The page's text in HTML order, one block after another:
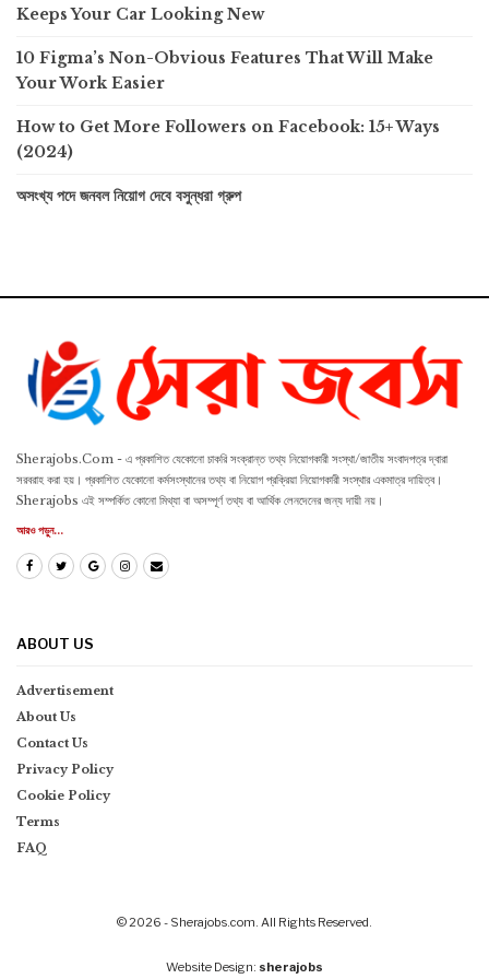
Keeps Your Car Looking New
10 Figma’s Non-Obvious Features That Will Make
Your Work Easier
How to Get More Followers on Facebook: 15+ Ways
(2024)
অসংখ্য পদে জনবল নিয়োগ দেবে বসুন্ধরা গ্রুপ
Sherajobs.Com - এ প্রকাশিত যেকোনো চাকরি সংক্রান্ত তথ্য নিয়োগকারী সংস্থা/জাতীয় সংবাদপত্র দ্বারা
সরবরাহ করা হয়। প্রকাশিত যেকোনো কর্মসংস্থানের তথ্য বা নিয়োগ প্রক্রিয়া নিয়োগকারী সংস্থার একমাত্র দায়িত্ব।
Sherajobs এই সম্পর্কিত কোনো মিথ্যা বা অসম্পূর্ণ তথ্য বা আর্থিক লেনদেনের জন্য দায়ী নয়।
আরও পড়ুন...
ABOUT US
Advertisement
About Us
Contact Us
Privacy Policy
Cookie Policy
Terms
FAQ
© 2026 - Sherajobs.com. All Rights Reserved.
Website Design: sherajobs